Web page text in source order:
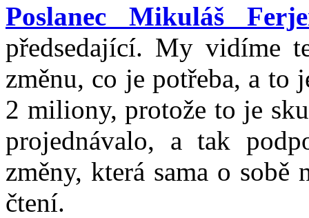
Poslanec Mikuláš
předsedající. My vidíme
změnu, co je potřeba, a
2 miliony, protože to je
projednávalo, a tak
změny, která sama o sobě
čtení.